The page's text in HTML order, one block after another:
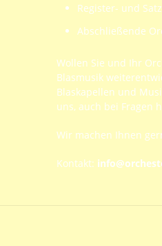
Register- und
Abschließende
Wollen Sie und Ihr
Blasmusik
Blaskapellen und
uns, auch bei Fragen
Wir machen Ihnen
Kontakt: